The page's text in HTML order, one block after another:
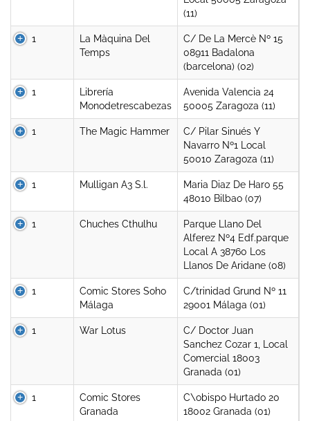
(11)
1
La Màquina Del
Temps
C/ De La Mercè Nº 15
08911 Badalona
(barcelona) (02)
1
Librería
Monodetrescabezas
Avenida Valencia 24
50005 Zaragoza (11)
1 The Magic Hammer
C/ Pilar Sinués Y
Navarro Nº1 Local
50010 Zaragoza (11)
1 Mulligan A3 S.l.
Maria Diaz De Haro 55
48010 Bilbao (07)
1 Chuches Cthulhu
Parque Llano Del
Alferez Nº4 Edf.parque
Local A 38760 Los
Llanos De Aridane (08)
1
Comic Stores Soho
Málaga
C/trinidad Grund Nº 11
29001 Málaga (01)
1 War Lotus
C/ Doctor Juan
Sanchez Cozar 1, Local
Comercial 18003
Granada (01)
1
Comic Stores
Granada
C\obispo Hurtado 20
18002 Granada (01)